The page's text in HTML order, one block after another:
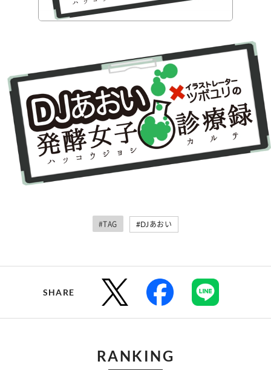
#TAG #DJあおい
SHARE
RANKING